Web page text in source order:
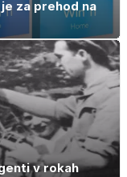
za prehod na
v rokah